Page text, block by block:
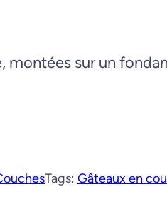
montées sur un
Tags: Gâteaux en